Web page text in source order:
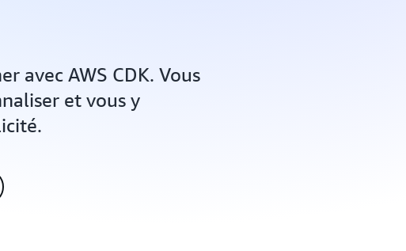
avec AWS CDK. Vous
et vous y